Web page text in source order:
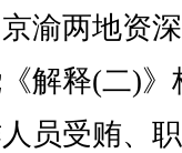
两地资深
解释(二)》
员受贿、